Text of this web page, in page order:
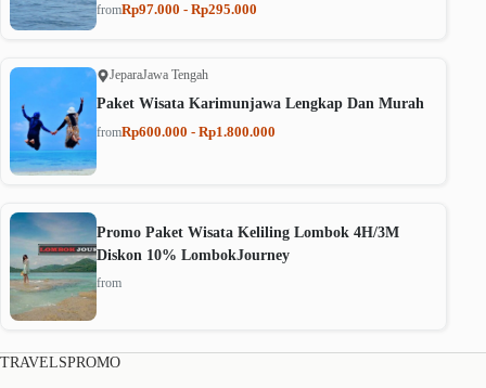
fromRp97.000 - Rp295.000
JeparaJawa Tengah
Paket Wisata Karimunjawa Lengkap Dan Murah
fromRp600.000 - Rp1.800.000
Promo Paket Wisata Keliling Lombok 4H/3M
Diskon 10% LombokJourney
from
TRAVELSPROMO